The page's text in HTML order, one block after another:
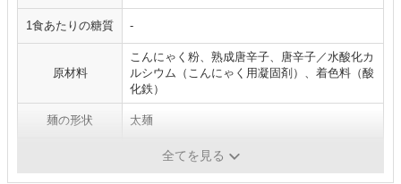
1食あたりの糖質 -
原材料
こんにゃく粉、熟成唐辛子、唐辛子／水酸化カ
ルシウム（こんにゃく用凝固剤）、着色料（酸
化鉄）
麺の形状 太麺
ぽん酢醤油全てを見る